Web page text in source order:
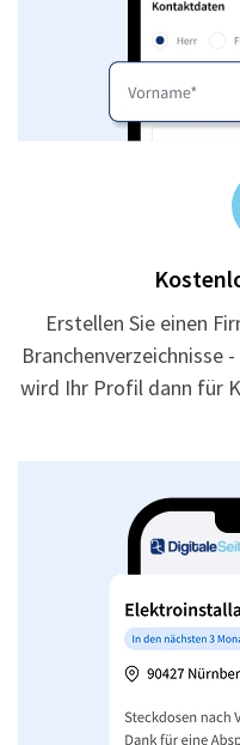
Erstellen Sie einen
Branchenverzeichnisse
wird Ihr Profil dann für